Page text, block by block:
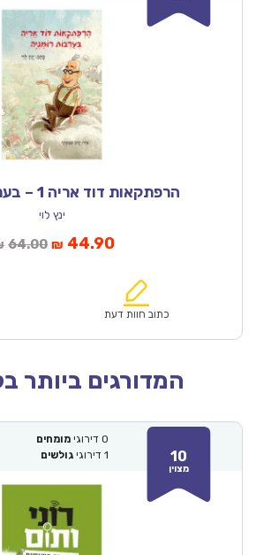
הרפתקאות דוד אריה 1 – בערבות רומניה
ינץ לוי
64.00המחיר
₪64.00.
₪ 44.90המחיר
הוא:
כתוב חוות דעת
המדורגים ביותר
10
מצוין
0 דירוגי מומחים
1 דירוגי גולשים